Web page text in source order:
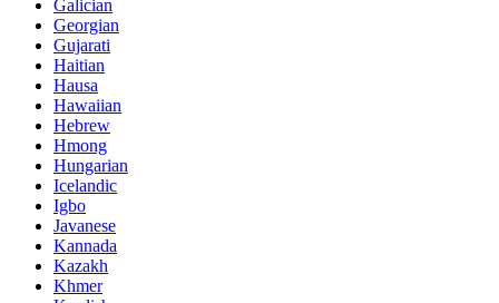
Galician
Georgian
Gujarati
Haitian
Hausa
Hawaiian
Hebrew
Hmong
Hungarian
Icelandic
Igbo
Javanese
Kannada
Kazakh
Khmer